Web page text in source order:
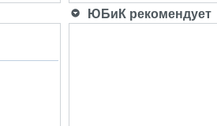
ЮБиК рекомендует